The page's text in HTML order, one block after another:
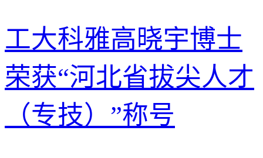
工大科雅高晓宇博士
荣获“河北省拔尖人才
（专技）”称号